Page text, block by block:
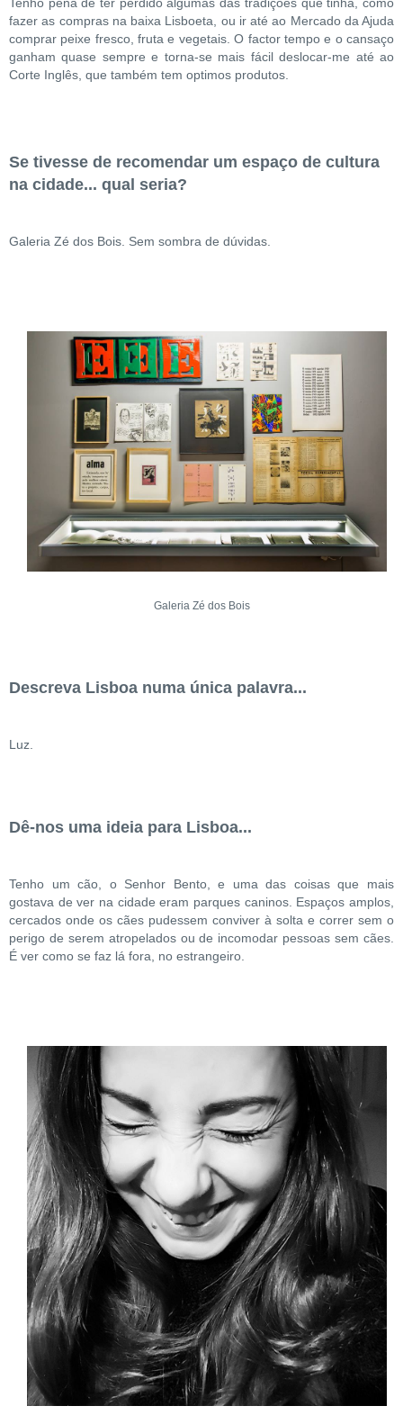
fazer as compras na baixa Lisboeta, ou ir até ao Mercado da Ajuda
comprar peixe fresco, fruta e vegetais. O factor tempo e o cansaço
ganham quase sempre e torna-se mais fácil deslocar-me até ao
Corte Inglês, que também tem optimos produtos.
Se tivesse de recomendar um espaço de cultura
na cidade... qual seria?
Galeria Zé dos Bois. Sem sombra de dúvidas.
Galeria Zé dos Bois
Descreva Lisboa numa única palavra...
Luz.
Dê-nos uma ideia para Lisboa...
Tenho um cão, o Senhor Bento, e uma das coisas que mais
gostava de ver na cidade eram parques caninos. Espaços amplos,
cercados onde os cães pudessem conviver à solta e correr sem o
perigo de serem atropelados ou de incomodar pessoas sem cães.
É ver como se faz lá fora, no estrangeiro.